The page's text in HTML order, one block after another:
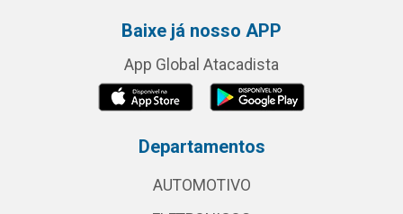
Baixe já nosso APP
App Global Atacadista
Departamentos
AUTOMOTIVO